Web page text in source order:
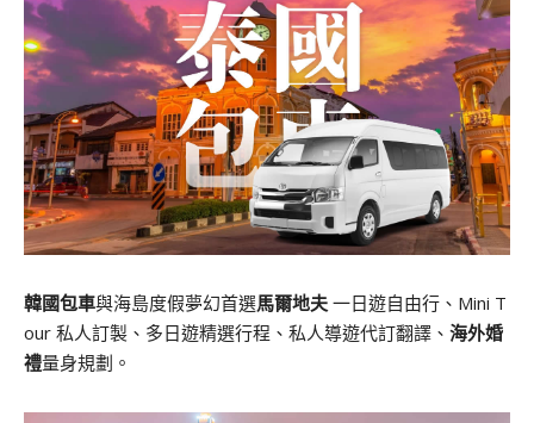
韓國包車與海島度假夢幻首選馬爾地夫 一日遊自由行、Mini T
our 私人訂製、多日遊精選行程、私人導遊代訂翻譯、 海外婚
禮量身規劃。